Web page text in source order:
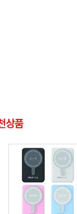
상품